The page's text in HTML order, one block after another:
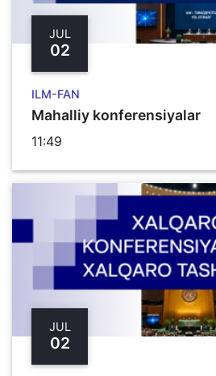
JUL
02
ILM-FAN
Mahalliy konferensiyalar
11:49
JUL
02